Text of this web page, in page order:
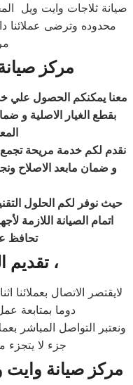
صيانة ثلاجات وايت ويل
محدوده وترضى عملائنا
مركز
معنا يمكنكم الحصول علي
بقطع الغيار الاصلية و
نقدم لكم خدمة مريحة تجمع
و ضمان مابعد الاصلاح
حيث نوفر لكم الحلول
اتمام الصيانة اللازمة
تحافظ
تقديم الدعم والمشورة ،
لايقتصر الاتصال بعملائنا
دوما بمتابعة
ونعتبر التواصل المباشر
جزء لا يتجزء
مركز صيانة